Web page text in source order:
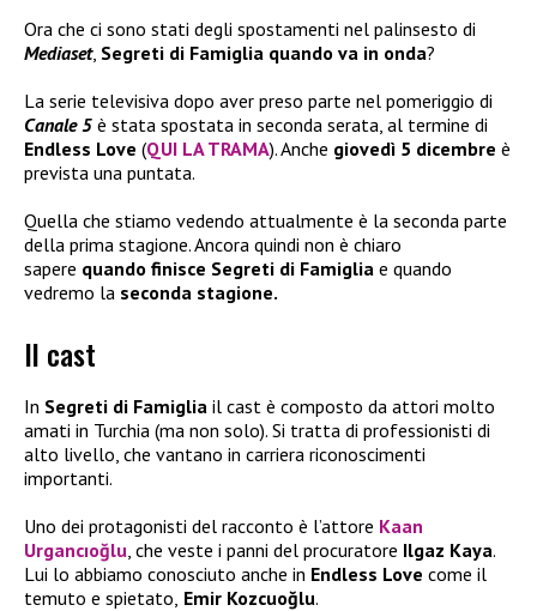
Ora che ci sono stati degli spostamenti nel palinsesto di
Mediaset, Segreti di Famiglia quando va in onda?
La serie televisiva dopo aver preso parte nel pomeriggio di
Canale 5 è stata spostata in seconda serata, al termine di
Endless Love (QUI LA TRAMA). Anche giovedì 5 dicembre è
prevista una puntata.
Quella che stiamo vedendo attualmente è la seconda parte
della prima stagione. Ancora quindi non è chiaro
sapere quando finisce Segreti di Famiglia e quando
vedremo la seconda stagione.
Il cast
In Segreti di Famiglia il cast è composto da attori molto
amati in Turchia (ma non solo). Si tratta di professionisti di
alto livello, che vantano in carriera riconoscimenti
importanti.
Uno dei protagonisti del racconto è l’attore Kaan
Urgancıoğlu , che veste i panni del procuratore Ilgaz Kaya.
Lui lo abbiamo conosciuto anche in Endless Love come il
temuto e spietato, Emir Kozcuoğlu.